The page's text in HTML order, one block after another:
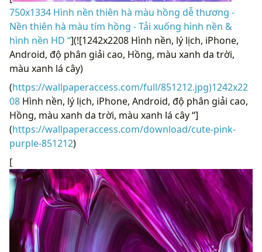
750x1334 Hình nền thiên hà màu hồng dễ thương -
Nền thiên hà màu tím hồng - Tải xuống hình nền &
hình nền HD “](![1242x2208 Hình nền, lý lịch, iPhone,
Android, độ phân giải cao, Hồng, màu xanh da trời,
màu xanh lá cây)
(https://wallpaperaccess.com/full/851212.jpg)1242x22
08 Hình nền, lý lịch, iPhone, Android, độ phân giải cao,
Hồng, màu xanh da trời, màu xanh lá cây “]
(https://wallpaperaccess.com/download/cute-pink-
purple-851212)
[